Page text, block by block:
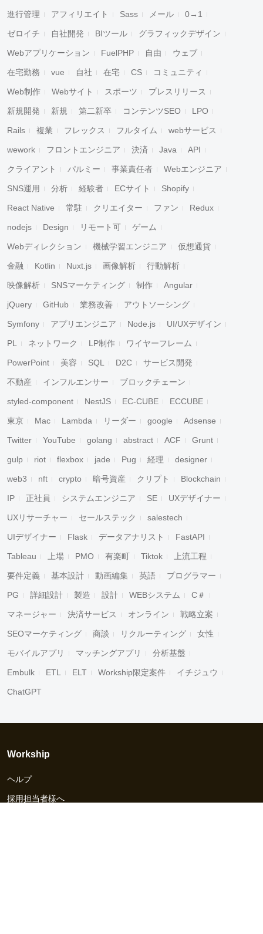
進行管理 アフィリエイト Sass メール 0→1
ゼロイチ 自社開発 BIツール グラフィックデザイン
Webアプリケーション FuelPHP 自由 ウェブ
在宅勤務 vue 自社 在宅 CS コミュニティ
Web制作 Webサイト スポーツ プレスリリース
新規開発 新規 第二新卒 コンテンツSEO LPO
Rails 複業 フレックス フルタイム webサービス
wework フロントエンジニア 決済 Java API
クライアント パルミー 事業責任者 Webエンジニア
SNS運用 分析 経験者 ECサイト Shopify
React Native 常駐 クリエイター ファン Redux
nodejs Design リモート可 ゲーム
Webディレクション 機械学習エンジニア 仮想通貨
金融 Kotlin Nuxt.js 画像解析 行動解析
映像解析 SNSマーケティング 制作 Angular
jQuery GitHub 業務改善 アウトソーシング
Symfony アプリエンジニア Node.js UI/UXデザイン
PL ネットワーク LP制作 ワイヤーフレーム
PowerPoint 美容 SQL D2C サービス開発
不動産 インフルエンサー ブロックチェーン
styled-component NestJS EC-CUBE ECCUBE
東京 Mac Lambda リーダー google Adsense
Twitter YouTube golang abstract ACF Grunt
gulp riot flexbox jade Pug 経理 designer
web3 nft crypto 暗号資産 クリプト Blockchain
IP 正社員 システムエンジニア SE UXデザイナー
UXリサーチャー セールステック salestech
UIデザイナー Flask データアナリスト FastAPI
Tableau 上場 PMO 有楽町 Tiktok 上流工程
要件定義 基本設計 動画編集 英語 プログラマー
PG 詳細設計 製造 設計 WEBシステム C＃
マネージャー 決済サービス オンライン 戦略立案
SEOマーケティング 商談 リクルーティング 女性
モバイルアプリ マッチングアプリ 分析基盤
Embulk ETL ELT Workship限定案件 イチジュウ
ChatGPT
Workship
ヘルプ
採用担当者様へ